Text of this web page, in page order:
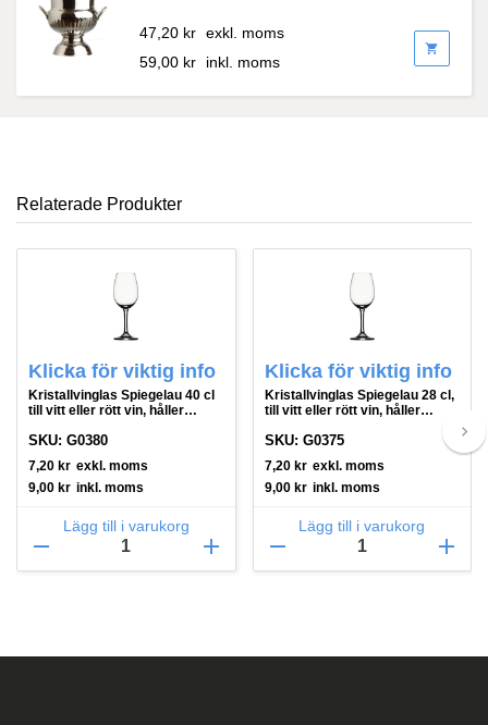
47,20 kr exkl. moms
59,00 kr inkl. moms
shopping_cart
Relaterade Produkter
Klicka för viktig info
Kristallvinglas Spiegelau 40 cl
till vitt eller rött vin, håller
SKU: G0380
7,20 kr exkl. moms
9,00 kr inkl. moms
Lägg till i varukorg
remove add
Klicka för viktig info
Kristallvinglas Spiegelau 28 cl,
till vitt eller rött vin, håller
SKU: G0375
7,20 kr exkl. moms
9,00 kr inkl. moms
Lägg till i varukorg
remove add
keyboard_arrow_right